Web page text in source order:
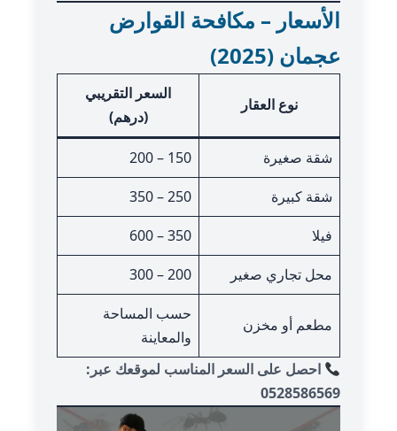
الأسعار – مكافحة القوارض
عجمان (2025)
نوع العقار
السعر التقريبي
(درهم)
شقة صغيرة
150 – 200
شقة كبيرة
250 – 350
فيلا
350 – 600
محل تجاري صغير
200 – 300
مطعم أو مخزن
حسب المساحة
والمعاينة
احصل على السعر المناسب لموقعك عبر:
0528586569